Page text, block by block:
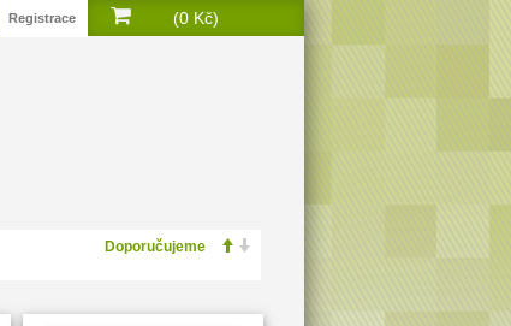
Registrace (0 Kč)